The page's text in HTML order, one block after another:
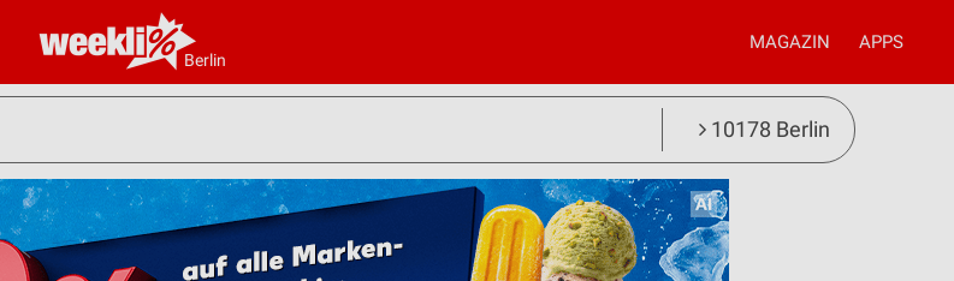
Berlin
MAGAZIN APPS
10178 Berlin